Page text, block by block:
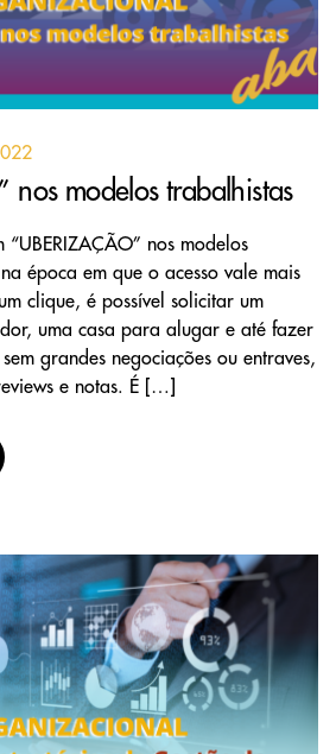
nos modelos trabalhistas
nos modelos
época em que o acesso vale mais
clique, é possível solicitar um
uma casa para alugar e até fazer
grandes negociações ou entraves,
e notas. É […]